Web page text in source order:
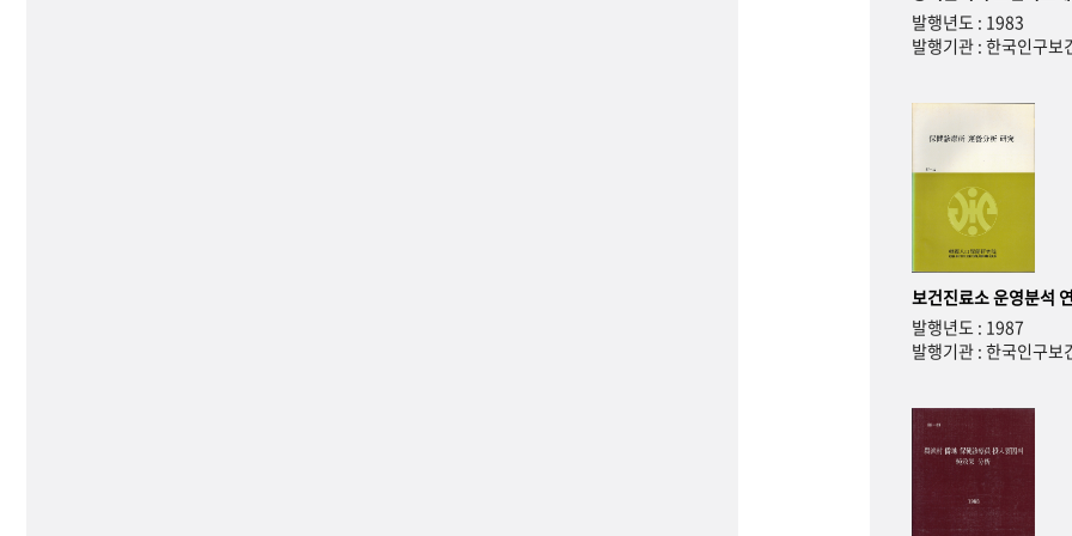
발행년도 : 1983
발행기관 : 한국인구보
보건진료소 운영분석
발행년도 : 1987
발행기관 : 한국인구보